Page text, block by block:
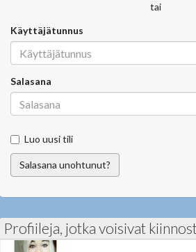
tai
Käyttäjätunnus
Salasana
Luo uusi tili
Salasana unohtunut?
Profiileja, jotka voisivat